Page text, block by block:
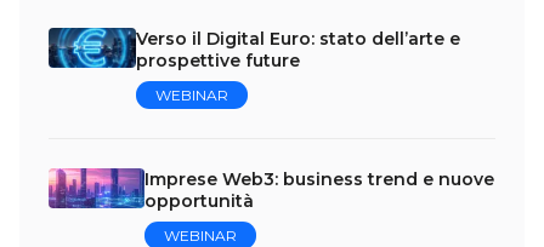
Verso il Digital Euro: stato dell’arte e
prospettive future
WEBINAR
Imprese Web3: business trend e nuove
opportunità
WEBINAR